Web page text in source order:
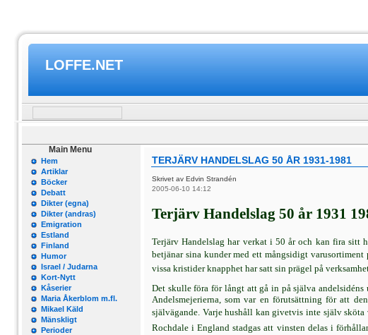
LOFFE.NET
Main Menu
Hem
Artiklar
Böcker
Debatt
Dikter (egna)
Dikter (andras)
Emigration
Estland
Finland
Humor
Israel / Judarna
Kort-Nytt
Kåserier
Maria Åkerblom m.fl.
Mikael Käld
Mänskligt
Perioder
TERJÄRV HANDELSLAG 50 ÅR 1931-1981
Skrivet av Edvin Strandén
2005-06-10 14:12
Terjärv Handelslag 50 år 1931
Terjärv Handelslag har verkat i 50 år och kan fira sitt
betjänar sina kunder med ett mångsidigt
vissa kristider knapphet har satt sin prägel på
Det skulle föra för långt att gå in på själva
Andelsmejerierna, som var en förutsättning för att
självägande. Varje hushåll kan givetvis inte själv
Rochdale i England stadgas att vinsten delas i